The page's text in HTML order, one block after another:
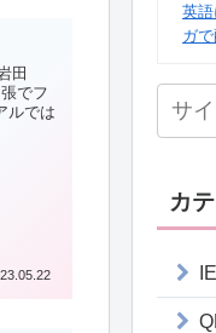
田
でフ
ルでは
英
ガ
カ